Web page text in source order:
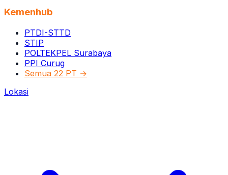
Kemenhub
PTDI-STTD
STIP
POLTEKPEL Surabaya
PPI Curug
Semua 22 PT →
Lokasi